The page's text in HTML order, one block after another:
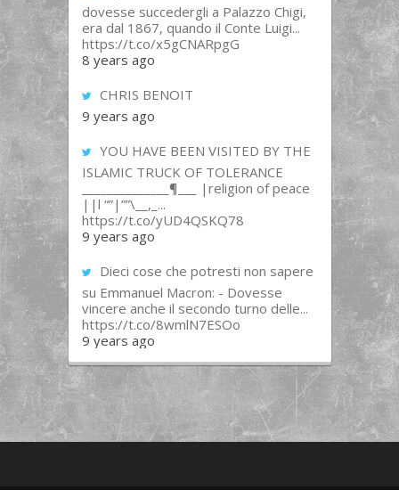
dovesse succedergli a Palazzo Chigi,
era dal 1867, quando il Conte Luigi...
https://t.co/x5gCNARpgG
8 years ago
CHRIS BENOIT
9 years ago
YOU HAVE BEEN VISITED BY THE
ISLAMIC TRUCK OF TOLERANCE
______________¶___ |religion of peace
||l “”|””\__,_...
https://t.co/yUD4QSKQ78
9 years ago
Dieci cose che potresti non sapere
su Emmanuel Macron: - Dovesse
vincere anche il secondo turno delle...
https://t.co/8wmlN7ESOo
9 years ago